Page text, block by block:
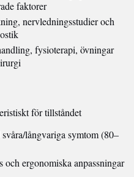
faktorer
nervledningsstudier och
fysioterapi, övningar
för tillståndet
långvariga symtom (80–
och ergonomiska anpassningar